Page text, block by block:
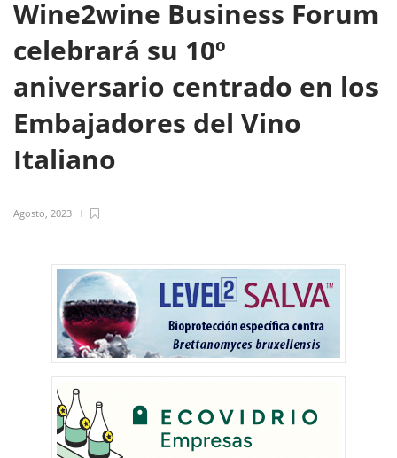
Wine2wine Business Forum
celebrará su 10º
aniversario centrado en los
Embajadores del Vino
Italiano
Agosto, 2023